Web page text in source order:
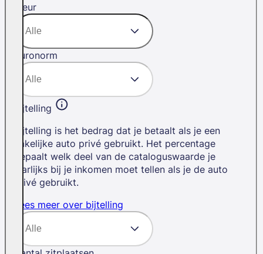
Kleur
Euronorm
Bijtelling
Bijtelling is het bedrag dat je betaalt als je een
zakelijke auto privé gebruikt. Het percentage
bepaalt welk deel van de cataloguswaarde je
jaarlijks bij je inkomen moet tellen als je de auto
privé gebruikt.
Lees meer over bijtelling